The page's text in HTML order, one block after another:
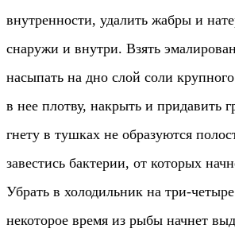
внутренности, удалить жабры и
снаружи и внутри. Взять
насыпать на дно слой соли
в нее плотву, накрыть и придавить
гнету в тушках не образуются
завестись бактерии, от которых
Убрать в холодильник на три-
некоторое время из рыбы начнет